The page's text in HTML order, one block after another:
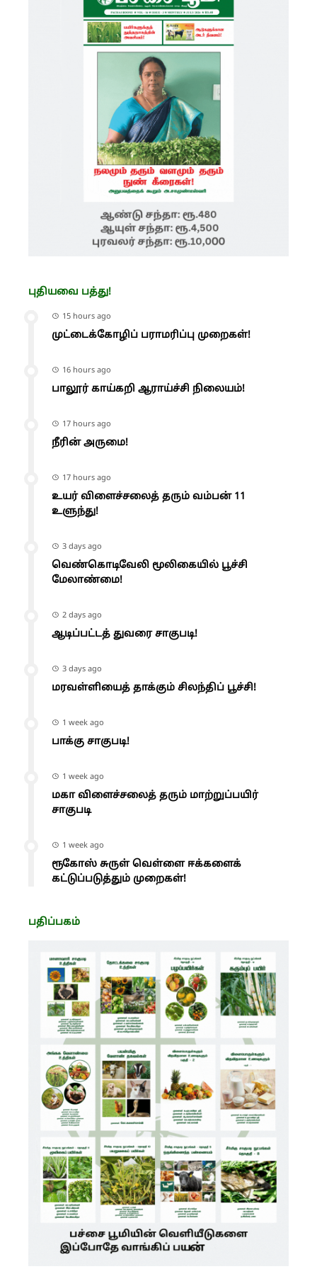
புதியவை பத்து!
15 hours ago
முட்டைக்கோழிப் பராமரிப்பு முறைகள்!
16 hours ago
பாலூர் காய்கறி ஆராய்ச்சி நிலையம்!
17 hours ago
நீரின் அருமை!
17 hours ago
உயர் விளைச்சலைத் தரும் வம்பன் 11
உளுந்து!
3 days ago
வெண்கொடிவேலி மூலிகையில் பூச்சி
மேலாண்மை!
2 days ago
ஆடிப்பட்டத் துவரை சாகுபடி!
3 days ago
மரவள்ளியைத் தாக்கும் சிலந்திப் பூச்சி!
1 week ago
பாக்கு சாகுபடி!
1 week ago
மகா விளைச்சலைத் தரும் மாற்றுப்பயிர்
சாகுபடி
1 week ago
ரூகோஸ் சுருள் வெள்ளை ஈக்களைக்
கட்டுப்படுத்தும் முறைகள்!
பதிப்பகம்